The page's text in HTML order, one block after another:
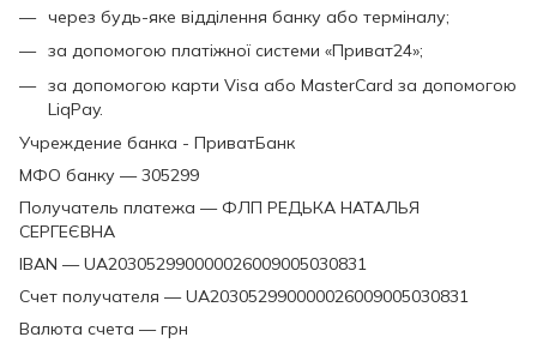
через будь-яке відділення банку або терміналу;
за допомогою платіжної системи «Приват24»;
за допомогою карти Visa або MasterCard за допомогою
LiqPay.
Учреждение банка - ПриватБанк
МФО банку — 305299
Получатель платежа — ФЛП РЕДЬКА НАТАЛЬЯ
СЕРГЕЄВНА
IBAN — UA203052990000026009005030831
Счет получателя — UA203052990000026009005030831
Валюта счета — грн